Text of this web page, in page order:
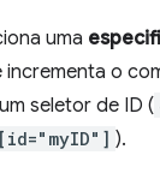
uma
o
seletor de ID (
[id="myID"] ).